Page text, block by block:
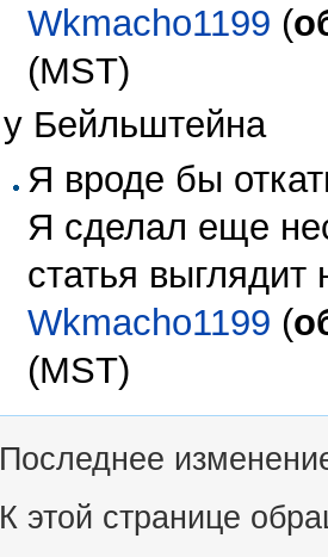
Wkmacho1199 (
(MST)
у Бейльштейна
Я вроде бы
Я сделал еще
статья
Wkmacho1199 (
(MST)
Последнее
К этой странице